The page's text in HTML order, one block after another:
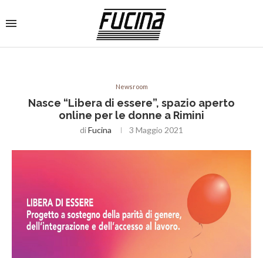
Newsroom
Nasce “Libera di essere”, spazio aperto
online per le donne a Rimini
diFucina 3 Maggio 2021